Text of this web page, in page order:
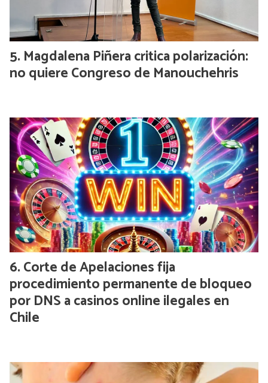
Magdalena Piñera critica polarización:
no quiere Congreso de Manouchehris
Corte de Apelaciones fija
procedimiento permanente de bloqueo
por DNS a casinos online ilegales en
Chile